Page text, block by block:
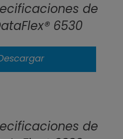
de
6530
de